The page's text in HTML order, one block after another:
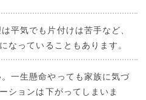
平気でも片付けは苦手など、
なっていることもあります。
一生懸命やっても家族に気づ
ションは下がってしまいま